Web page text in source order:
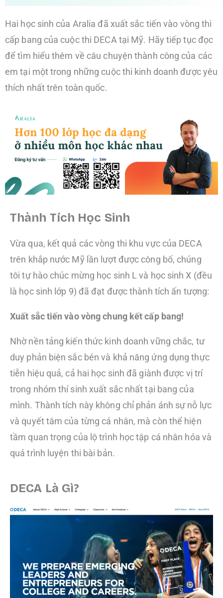
Hai học sinh của Aralia đã xuất sắc tiến vào vòng thi
cấp bang của cuộc thi DECA tại Mỹ. Hãy tiếp tục đọc
để tìm hiểu thêm về câu chuyện thành công của các
em tại một trong những cuộc thi kinh doanh được yêu
thích nhất trên toàn quốc.
Thành Tích Học Sinh
Vừa qua, kết quả các vòng thi khu vực của DECA
trên khắp nước Mỹ lần lượt được công bố, chúng
tôi tự hào chúc mừng học sinh L và học sinh X (đều
là học sinh lớp 9) đã đạt được thành tích ấn tượng:
Xuất sắc tiến vào vòng chung kết cấp bang!
Nhờ nền tảng kiến thức kinh doanh vững chắc, tư
duy phản biện sắc bén và khả năng ứng dụng thực
tiễn hiệu quả, cả hai học sinh đã giành được vị trí
trong nhóm thí sinh xuất sắc nhất tại bang của
mình. Thành tích này không chỉ phản ánh sự nỗ lực
và quyết tâm của từng cá nhân, mà còn thể hiện
tầm quan trọng của lộ trình học tập cá nhân hóa và
quá trình luyện thi bài bản.
DECA Là Gì?